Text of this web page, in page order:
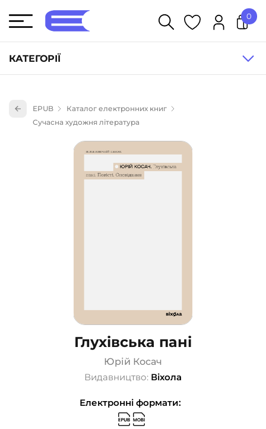
КАТЕГОРІЇ
Книги для дітей (836)
Науково-популярна література (1015)
Навчальна література та посібники (527)
0
EPUB
Каталог електронних книг
Сучасна художня література
Глухівська пані
Юрій Косач
Видавництво: Віхола
Електронні формати: